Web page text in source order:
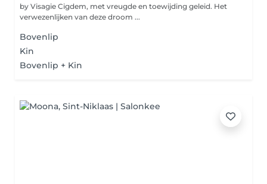
by Visagie Cigdem, met vreugde en toewijding geleid. Het
verwezenlijken van deze droom ...
Bovenlip
Kin
Bovenlip + Kin